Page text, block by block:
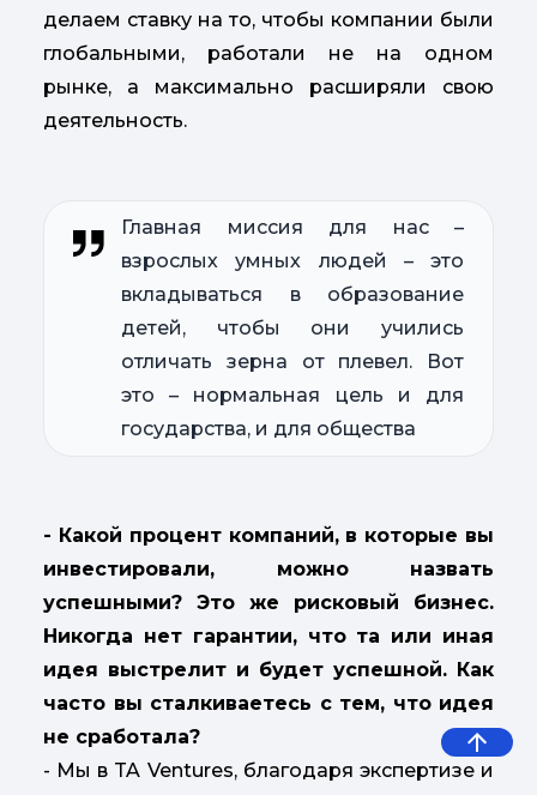
делаем ставку на то, чтобы компании были
глобальными, работали не на одном
рынке, а максимально расширяли свою
деятельность.
Главная миссия для нас –
взрослых умных людей – это
вкладываться в образование
детей, чтобы они учились
отличать зерна от плевел. Вот
это – нормальная цель и для
государства, и для общества
- Какой процент компаний, в которые вы
инвестировали, можно назвать
успешными? Это же рисковый бизнес.
Никогда нет гарантии, что та или иная
идея выстрелит и будет успешной. Как
часто вы сталкиваетесь с тем, что идея
не сработала?
- Мы в TA Ventures, благодаря экспертизе и